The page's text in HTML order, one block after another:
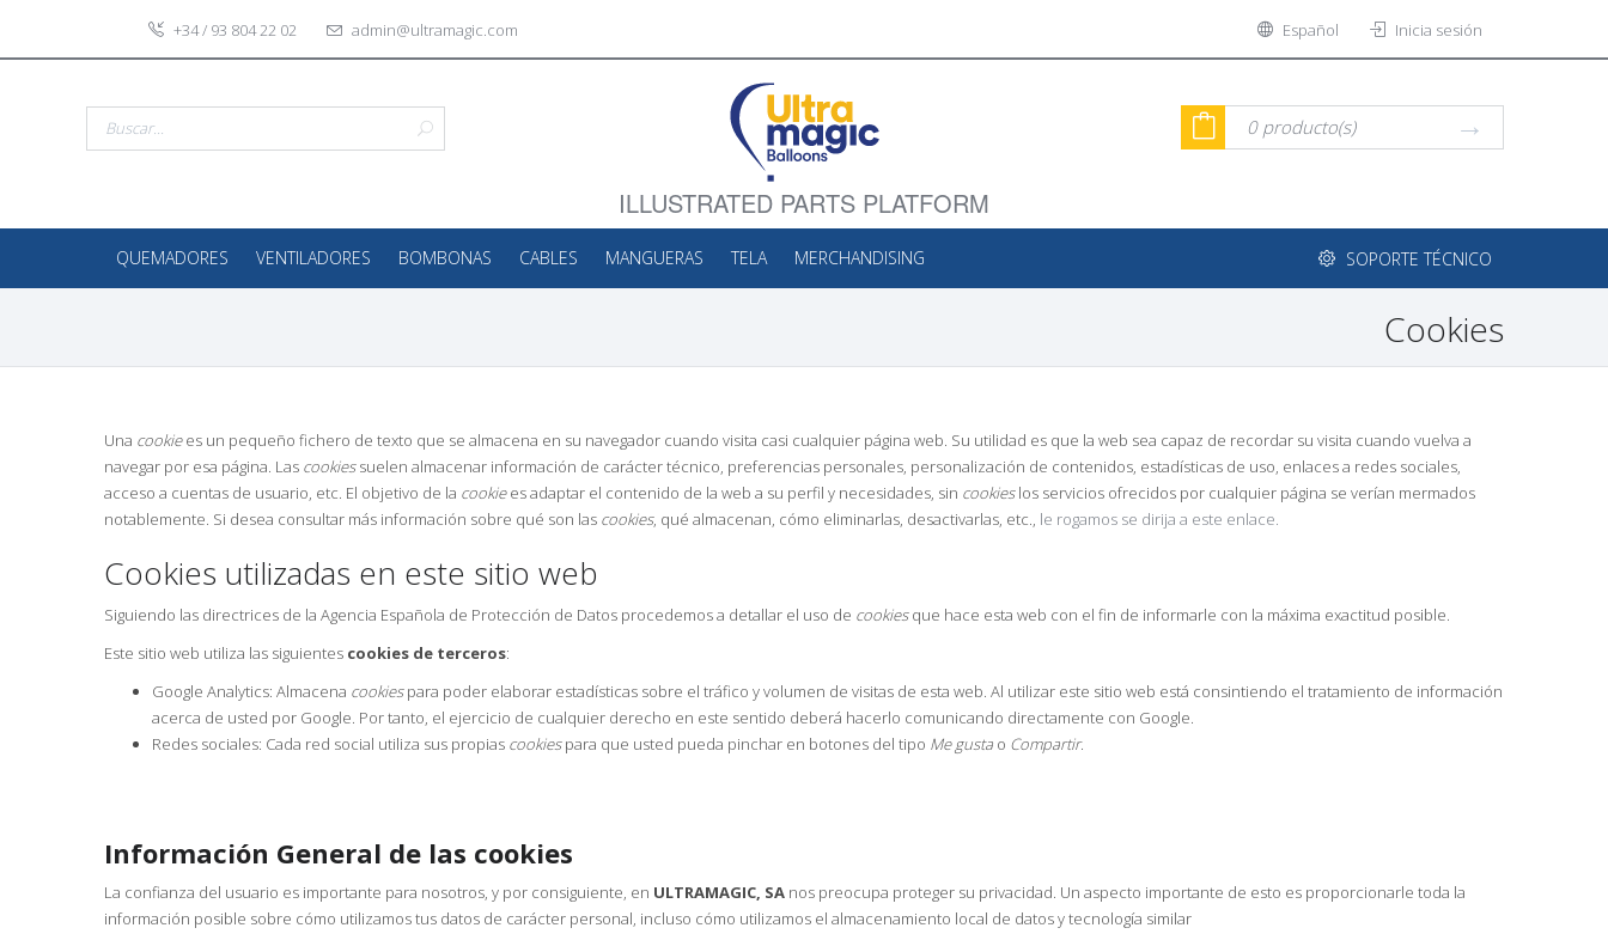
+34 / 93 804 22 02 admin@ultramagic.com Español Inicia sesión
ILLUSTRATED PARTS PLATFORM
0 producto(s)
QUEMADORES VENTILADORES BOMBONAS CABLES MANGUERAS TELA MERCHANDISING SOPORTE TÉCNICO
Cookies
Una cookiees un pequeño fichero de texto que se almacena en su navegador cuando visita casi cualquier página web. Su utilidad es que la web sea capaz de recordar su visita cuando vuelva a
navegar por esa página. Las cookiessuelen almacenar información de carácter técnico, preferencias personales, personalización de contenidos, estadísticas de uso, enlaces a redes sociales,
acceso a cuentas de usuario, etc. El objetivo de la cookiees adaptar el contenido de la web a su perfil y necesidades, sin cookieslos servicios ofrecidos por cualquier página se verían mermados
notablemente. Si desea consultar más información sobre qué son las cookies, qué almacenan, cómo eliminarlas, desactivarlas, etc., le rogamos se dirija a este enlace.
Cookies utilizadas en este sitio web
Siguiendo las directrices de la Agencia Española de Protección de Datos procedemos a detallar el uso de cookiesque hace esta web con el fin de informarle con la máxima exactitud posible.
Este sitio web utiliza las siguientes cookies de terceros:
Google Analytics: Almacena cookiespara poder elaborar estadísticas sobre el tráfico y volumen de visitas de esta web. Al utilizar este sitio web está consintiendo el tratamiento de información
acerca de usted por Google. Por tanto, el ejercicio de cualquier derecho en este sentido deberá hacerlo comunicando directamente con Google.
Redes sociales: Cada red social utiliza sus propias cookiespara que usted pueda pinchar en botones del tipo Me gusta o Compartir.
Información General de las cookies
La confianza del usuario es importante para nosotros, y por consiguiente, en ULTRAMAGIC, SA nos preocupa proteger su privacidad. Un aspecto importante de esto es proporcionarle toda la
información posible sobre cómo utilizamos tus datos de carácter personal, incluso cómo utilizamos el almacenamiento local de datos y tecnología similar